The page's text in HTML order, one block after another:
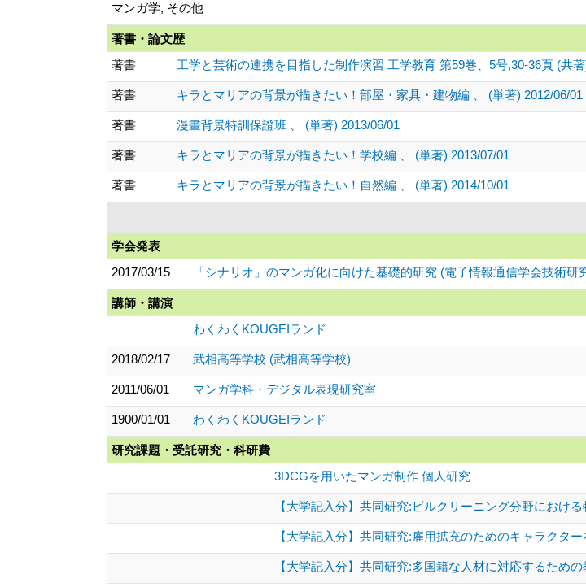
マンガ学, その他
著書・論文歴
著書
工学と芸術の連携を目指した制作演習 工学教育 第59巻、5号,30-36頁 (共
著書 キラとマリアの背景が描きたい！部屋・家具・建物編 、 (単著) 2012/06/01
著書 漫畫背景特訓保證班 、 (単著) 2013/06/01
著書 キラとマリアの背景が描きたい！学校編 、 (単著) 2013/07/01
著書 キラとマリアの背景が描きたい！自然編 、 (単著) 2014/10/01
学会発表
2017/03/15
「シナリオ」のマンガ化に向けた基礎的研究 (電子情報通信学会技術研
講師・講演
わくわくKOUGEIランド
2018/02/17 武相高等学校 (武相高等学校)
2011/06/01 マンガ学科・デジタル表現研究室
1900/01/01 わくわくKOUGEIランド
研究課題・受託研究・科研費
3DCGを用いたマンガ制作 個人研究
【大学記入分】共同研究:ビルクリーニング分野におけ
【大学記入分】共同研究:雇用拡充のためのキャラクタ
【大学記入分】共同研究:多国籍な人材に対応するため